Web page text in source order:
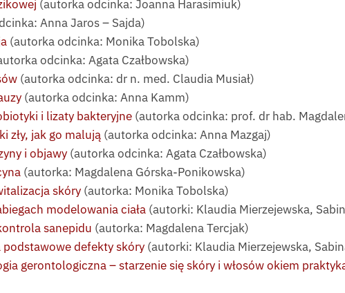
(autorka odcinka: Joanna Harasimiuk)
Anna Jaros – Sajda)
(autorka odcinka: Monika Tobolska)
odcinka: Agata Czałbowska)
(autorka odcinka: dr n. med. Claudia Musiał)
(autorka odcinka: Anna Kamm)
i lizaty bakteryjne (autorka odcinka: prof. dr hab.
zły, jak go malują (autorka odcinka: Anna Mazgaj)
i objawy (autorka odcinka: Agata Czałbowska)
(autorka: Magdalena Górska-Ponikowska)
skóry (autorka: Monika Tobolska)
modelowania ciała (autorki: Klaudia Mierzejewska,
sanepidu (autorka: Magdalena Tercjak)
defekty skóry (autorki: Klaudia Mierzejewska,
gerontologiczna – starzenie się skóry i włosów okiem